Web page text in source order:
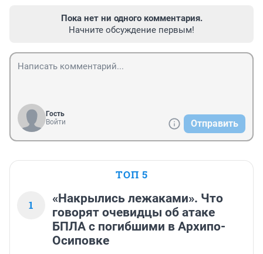
Пока нет ни одного комментария.
Начните обсуждение первым!
Гость
Войти
Отправить
ТОП 5
1
«Накрылись лежаками». Что
говорят очевидцы об атаке
БПЛА с погибшими в Архипо-
Осиповке